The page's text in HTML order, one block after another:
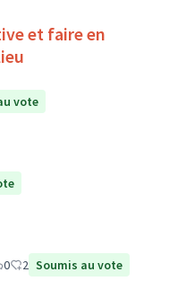
et faire en
vote
0 2 Soumis au vote